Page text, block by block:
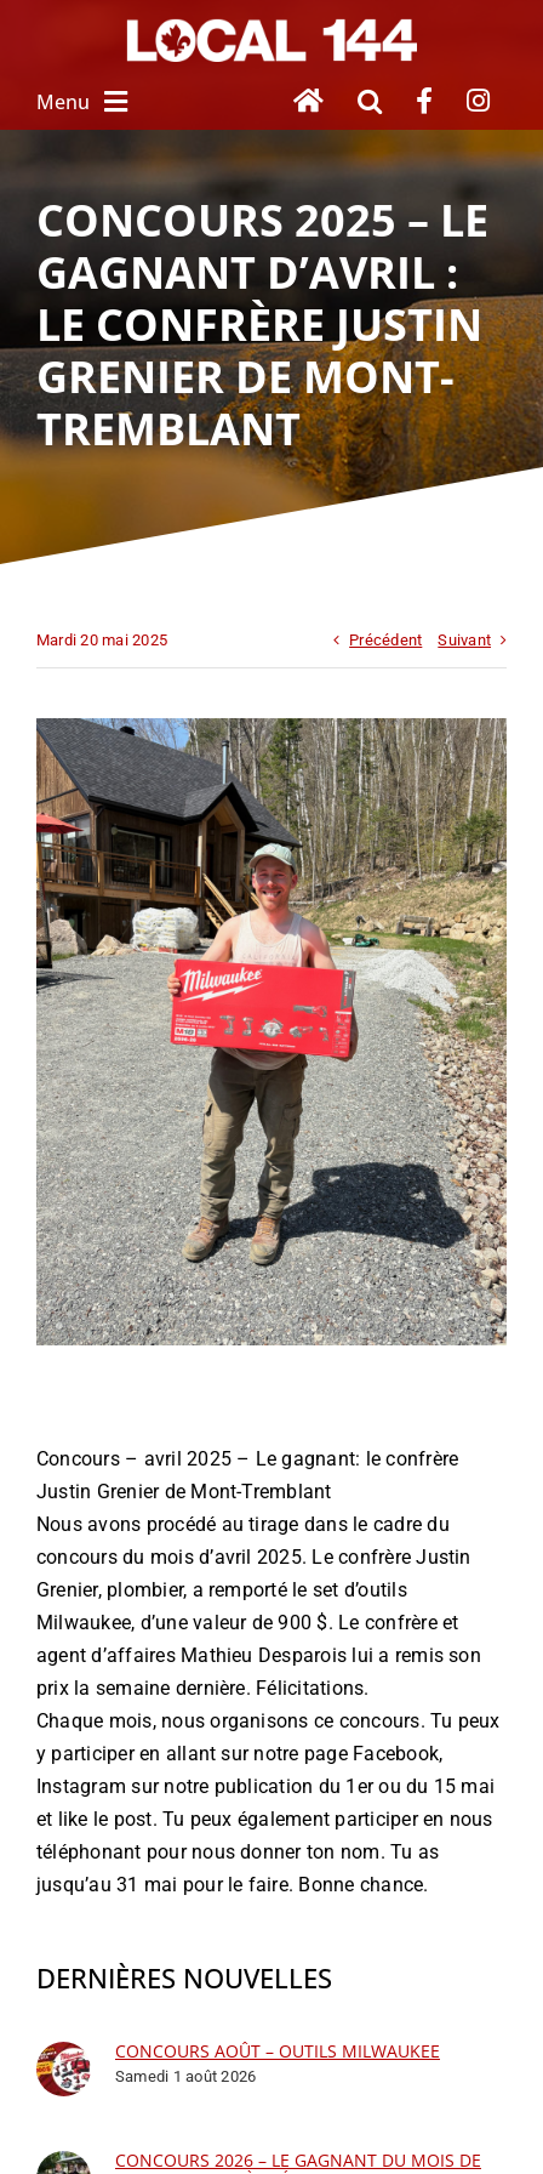
Menu
À PROPOS
NOUVEAU SALARIÉ
SERVICES AUX MEMBRES
FEMMES UNIES
NOS DISPARUS
NOUS JOINDRE
CONCOURS 2025 – LE
GAGNANT D’AVRIL :
LE CONFRÈRE JUSTIN
GRENIER DE MONT-
TREMBLANT
Mardi 20 mai 2025 Précédent Suivant
Concours – avril 2025 – Le gagnant: le confrère
Justin Grenier de Mont-Tremblant
Nous avons procédé au tirage dans le cadre du
concours du mois d’avril 2025. Le confrère Justin
Grenier, plombier, a remporté le set d’outils
Milwaukee, d’une valeur de 900 $. Le confrère et
agent d’affaires Mathieu Desparois lui a remis son
prix la semaine dernière. Félicitations.
Chaque mois, nous organisons ce concours. Tu peux
y participer en allant sur notre page Facebook,
Instagram sur notre publication du 1er ou du 15 mai
et like le post. Tu peux également participer en nous
téléphonant pour nous donner ton nom. Tu as
jusqu’au 31 mai pour le faire. Bonne chance.
DERNIÈRES NOUVELLES
CONCOURS AOÛT – OUTILS MILWAUKEE
Samedi 1 août 2026
CONCOURS 2026 – LE GAGNANT DU MOIS DE